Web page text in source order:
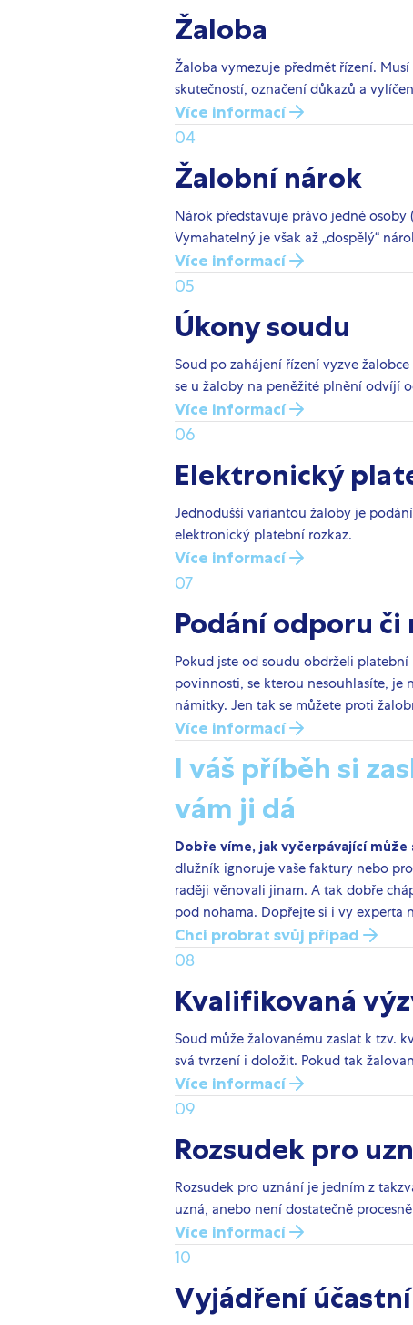
Žaloba
Žaloba vymezuje předmět řízení.
skutečností, označení důkazů a
Více informací
04
Žalobní nárok
Nárok představuje právo jedné
Vymahatelný je však až „dospělý“
Více informací
05
Úkony soudu
Soud po zahájení řízení vyzve
se u žaloby na peněžité plnění odvíjí
Více informací
06
Elektronický
Jednodušší variantou žaloby je
elektronický platební rozkaz.
Více informací
07
Podání odporu
Pokud jste od soudu obdrželi
povinnosti, se kterou nesouhlasíte,
námitky. Jen tak se můžete proti
Více informací
I váš příběh si
vám ji dá
Dobře víme, jak vyčerpávající
dlužník ignoruje vaše faktury nebo
raději věnovali jinam. A tak dobře
pod nohama. Dopřejte si i vy experta
Chci probrat svůj případ
08
Kvalifikovaná
Soud může žalovanému zaslat k tzv.
svá tvrzení i doložit. Pokud tak
Více informací
09
Rozsudek pro
Rozsudek pro uznání je jedním z
uzná, anebo není dostatečně
Více informací
10
Vyjádření